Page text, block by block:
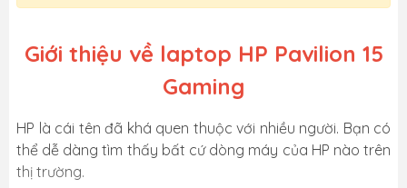
Giới thiệu về laptop HP Pavilion 15
Gaming
HP là cái tên đã khá quen thuộc với nhiều người. Bạn có
thể dễ dàng tìm thấy bất cứ dòng máy của HP nào trên
thị trường.